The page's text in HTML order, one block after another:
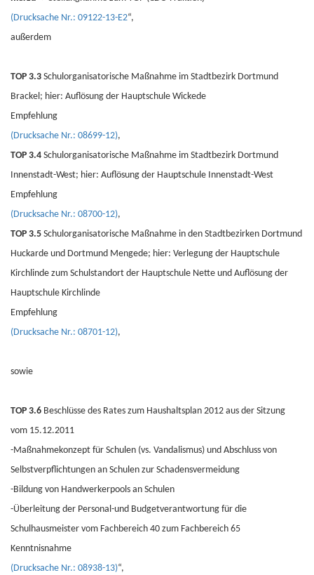
(Drucksache Nr.: 09122-13-E2“,
außerdem
TOP 3.3 Schulorganisatorische Maßnahme im Stadtbezirk Dortmund
Brackel; hier: Auflösung der Hauptschule Wickede
Empfehlung
(Drucksache Nr.: 08699-12),
TOP 3.4 Schulorganisatorische Maßnahme im Stadtbezirk Dortmund
Innenstadt-West; hier: Auflösung der Hauptschule Innenstadt-West
Empfehlung
(Drucksache Nr.: 08700-12),
TOP 3.5 Schulorganisatorische Maßnahme in den Stadtbezirken Dortmund
Huckarde und Dortmund Mengede; hier: Verlegung der Hauptschule
Kirchlinde zum Schulstandort der Hauptschule Nette und Auflösung der
Hauptschule Kirchlinde
Empfehlung
(Drucksache Nr.: 08701-12),
sowie
TOP 3.6 Beschlüsse des Rates zum Haushaltsplan 2012 aus der Sitzung
vom 15.12.2011
-Maßnahmekonzept für Schulen (vs. Vandalismus) und Abschluss von
Selbstverpflichtungen an Schulen zur Schadensvermeidung
-Bildung von Handwerkerpools an Schulen
-Überleitung der Personal-und Budgetverantwortung für die
Schulhausmeister vom Fachbereich 40 zum Fachbereich 65
Kenntnisnahme
(Drucksache Nr.: 08938-13)“,